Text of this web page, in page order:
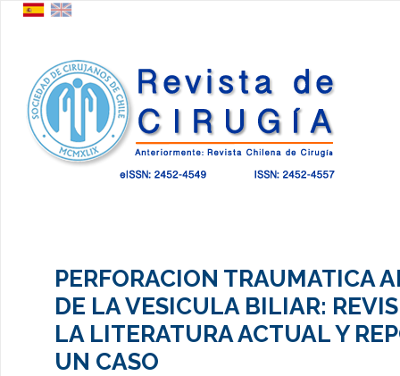
PERFORACION TRAUMATICA
DE LA VESICULA BILIAR:
LA LITERATURA ACTUAL Y
UN CASO